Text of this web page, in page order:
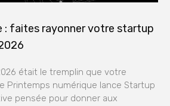
: faites rayonner votre startup
était le tremplin que votre
Printemps numérique lance Startup
pensée pour donner aux